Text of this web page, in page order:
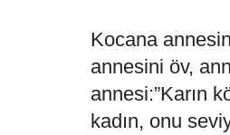
Kocana
annesini öv,
annesi:”Karın
kadın, onu